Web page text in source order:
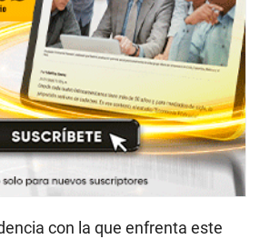
con la que enfrenta este